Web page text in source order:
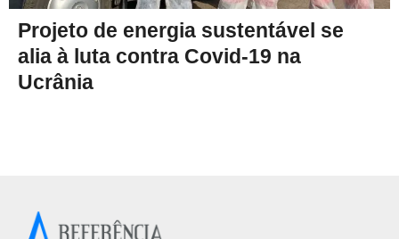
Projeto de energia sustentável se
alia à luta contra Covid-19 na
Ucrânia